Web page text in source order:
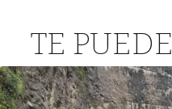
TE PUEDE